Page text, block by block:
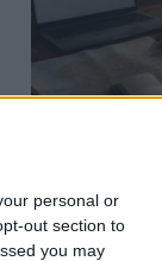
personal or
out section to
you may
Jornadas
Movilidad